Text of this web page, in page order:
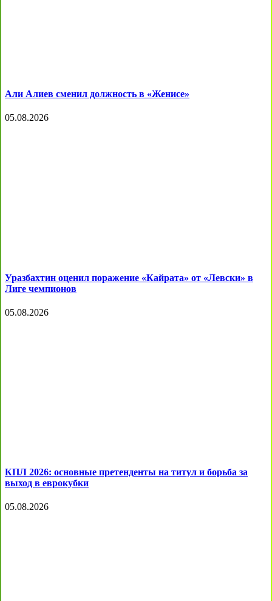
Али Алиев сменил должность в «Женисе»
05.08.2026
Уразбахтин оценил поражение «Кайрата» от «Левски» в
Лиге чемпионов
05.08.2026
КПЛ 2026: основные претенденты на титул и борьба за
выход в еврокубки
05.08.2026